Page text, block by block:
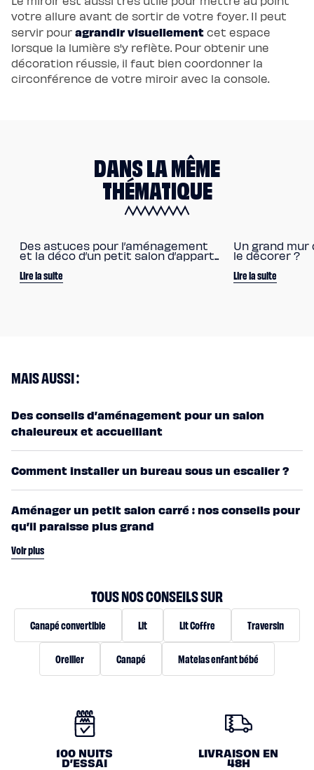
votre allure avant de sortir de votre foyer. Il peut
servir pour agrandir visuellement cet espace
lorsque la lumière s'y reflète. Pour obtenir une
décoration réussie, il faut bien coordonner la
circonférence de votre miroir avec la console.
DANS LA MÊME
THÉMATIQUE
Des astuces pour l’aménagement
et la déco d’un petit salon d’appart...
Lire la suite
Un grand mur
le décorer ?
Lire la suite
MAIS AUSSI :
Des conseils d’aménagement pour un salon
chaleureux et accueillant
Comment installer un bureau sous un escalier ?
Aménager un petit salon carré : nos conseils pour
qu’il paraisse plus grand
Voir plus
TOUS NOS CONSEILS SUR
Canapé convertible Lit Lit Coffre Traversin
Oreiller Canapé Matelas enfant bébé
100 NUITS
D’ESSAI
LIVRAISON EN
48H